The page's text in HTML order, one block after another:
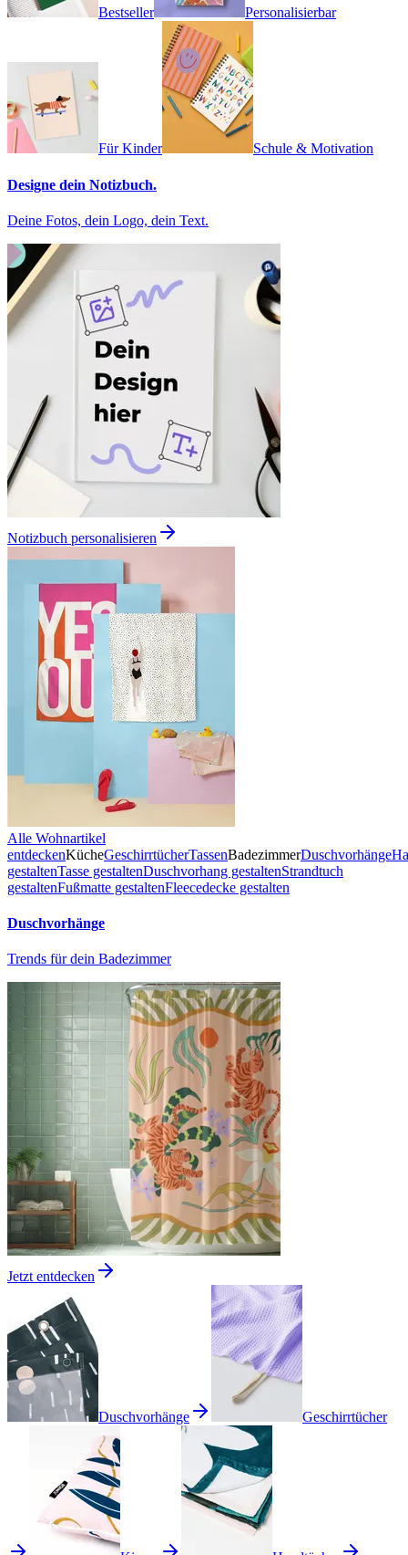
Bestseller Personalisierbar
Für Kinder Schule & Motivation
Designe dein Notizbuch.
Deine Fotos, dein Logo, dein Text.
Notizbuch personalisieren
Alle Wohnartikel
entdeckenKücheGeschirrtücherTassenBadezimmerDuschvorhänge
gestaltenTasse gestaltenDuschvorhang gestaltenStrandtuch
gestaltenFußmatte gestaltenFleecedecke gestalten
Duschvorhänge
Trends für dein Badezimmer
Jetzt entdecken
Duschvorhänge Geschirrtücher